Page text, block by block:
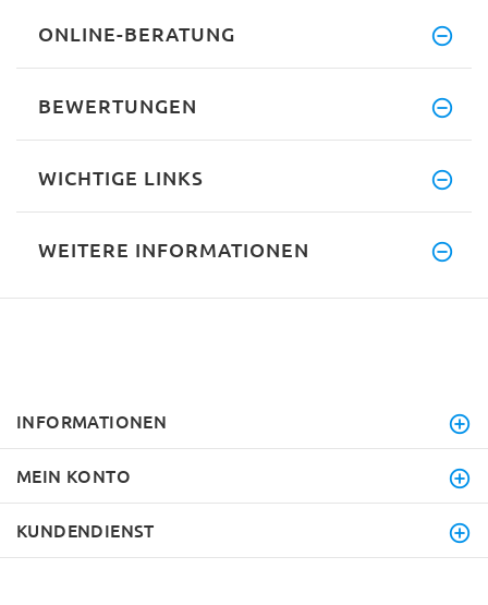
ONLINE-BERATUNG
BEWERTUNGEN
WICHTIGE LINKS
WEITERE INFORMATIONEN
INFORMATIONEN
MEIN KONTO
KUNDENDIENST